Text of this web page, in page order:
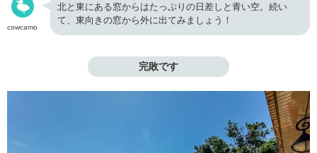
cowcamo
北と東にある窓からはたっぷりの日差しと青い空。続い
て、東向きの窓から外に出てみましょう！
完敗です